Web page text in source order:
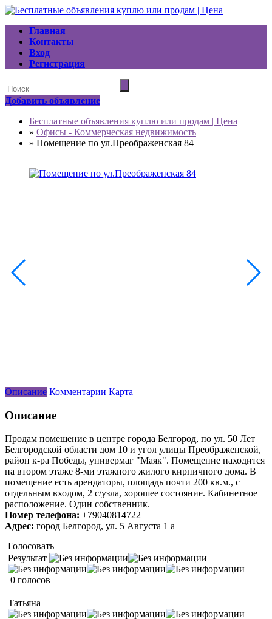
Главная
Контакты
Вход
Регистрация
Добавить объявление
Бесплатные объявления куплю или продам | Цена
» Офисы - Коммерческая недвижимость
» Помещение по ул.Преображенская 84
Описание Комментарии Карта
Описание
Продам помещение в центре города Белгород, по ул. 50 Лет
Белгородской области дом 10 и угол улицы Преображенской,
район к-ра Победы, универмаг "Маяк". Помещение находится
на втором этаже 8-ми этажного жилого кирпичного дома. В
помещение есть арендаторы, площадь почти 200 кв.м., с
отдельным входом, 2 с/узла, хорошее состояние. Кабинетное
расположение. Один собственник.
Номер телефона: +79040814722
Адрес: город Белгород, ул. 5 Августа 1 а
Голосовать
Результат
0 голосов
Татьяна